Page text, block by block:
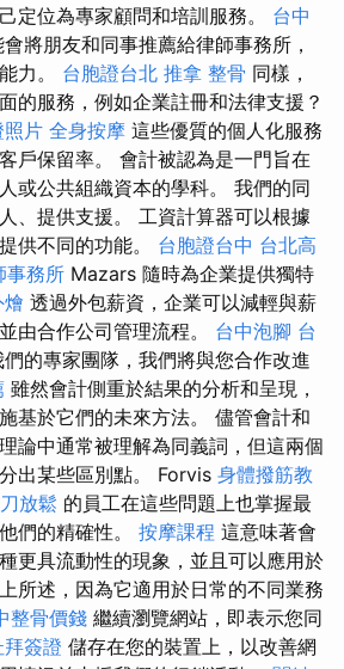
定位為專家顧問和培訓服務。 台中
將朋友和同事推薦給律師事務所，
力。 台胞證台北 推拿 整骨 同樣，
的服務，例如企業註冊和法律支援？
照片 全身按摩 這些優質的個人化服務
戶保留率。 會計被認為是一門旨在
或公共組織資本的學科。 我們的同
、提供支援。 工資計算器可以根據
供不同的功能。 台胞證台中 台北高
事務所 Mazars 隨時為企業提供獨特
燴 透過外包薪資，企業可以減輕與薪
由合作公司管理流程。 台中泡腳 台
的專家團隊，我們將與您合作改進
雖然會計側重於結果的分析和呈現，
基於它們的未來方法。 儘管會計和
論中通常被理解為同義詞，但這兩個
出某些區別點。 Forvis 身體撥筋教
放鬆 的員工在這些問題上也掌握最
們的精確性。 按摩課程 這意味著會
更具流動性的現象，並且可以應用於
所述，因為它適用於日常的不同業務
整骨價錢 繼續瀏覽網站，即表示您同
拜簽證 儲存在您的裝置上，以改善網